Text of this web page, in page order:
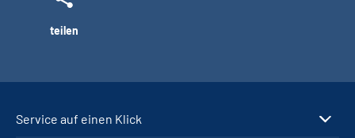
teilen
Service auf einen Klick